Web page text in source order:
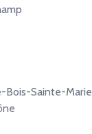
Bois-Sainte-Marie